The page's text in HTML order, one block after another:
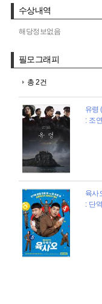
수상내역
해당정보없음
필모그래피
총 2건
유령
: 조연
육사
: 단